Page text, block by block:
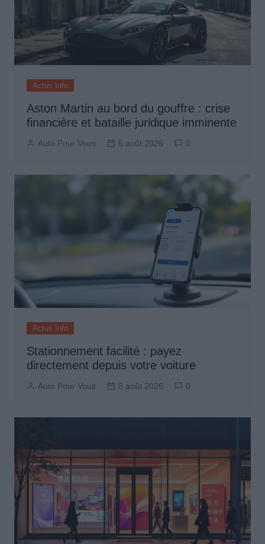
Actus Info
Aston Martin au bord du gouffre : crise
financière et bataille juridique imminente
Auto Pour Vous 5 août 2026 0
Actus Info
Stationnement facilité : payez
directement depuis votre voiture
Auto Pour Vous 5 août 2026 0